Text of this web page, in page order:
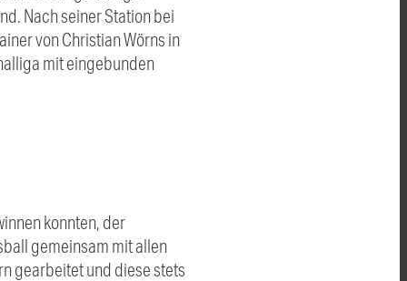
Nach seiner Station bei
von Christian Wörns in
mit eingebunden
konnten, der
gemeinsam mit allen
gearbeitet und diese stets